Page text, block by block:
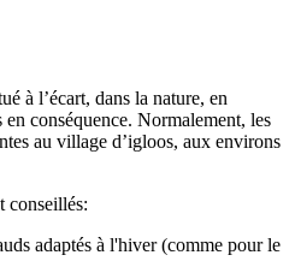
à l’écart, dans la nature, en
conséquence. Normalement, les
au village d’igloos, aux environs
conseillés:
adaptés à l'hiver (comme pour le